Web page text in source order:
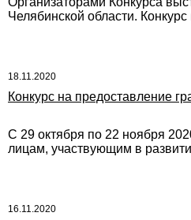
Челябинской области.
18.11.2020
Конкурс на предоставление
С 29 октября по 22 ноября
лицам, участвующим в
16.11.2020